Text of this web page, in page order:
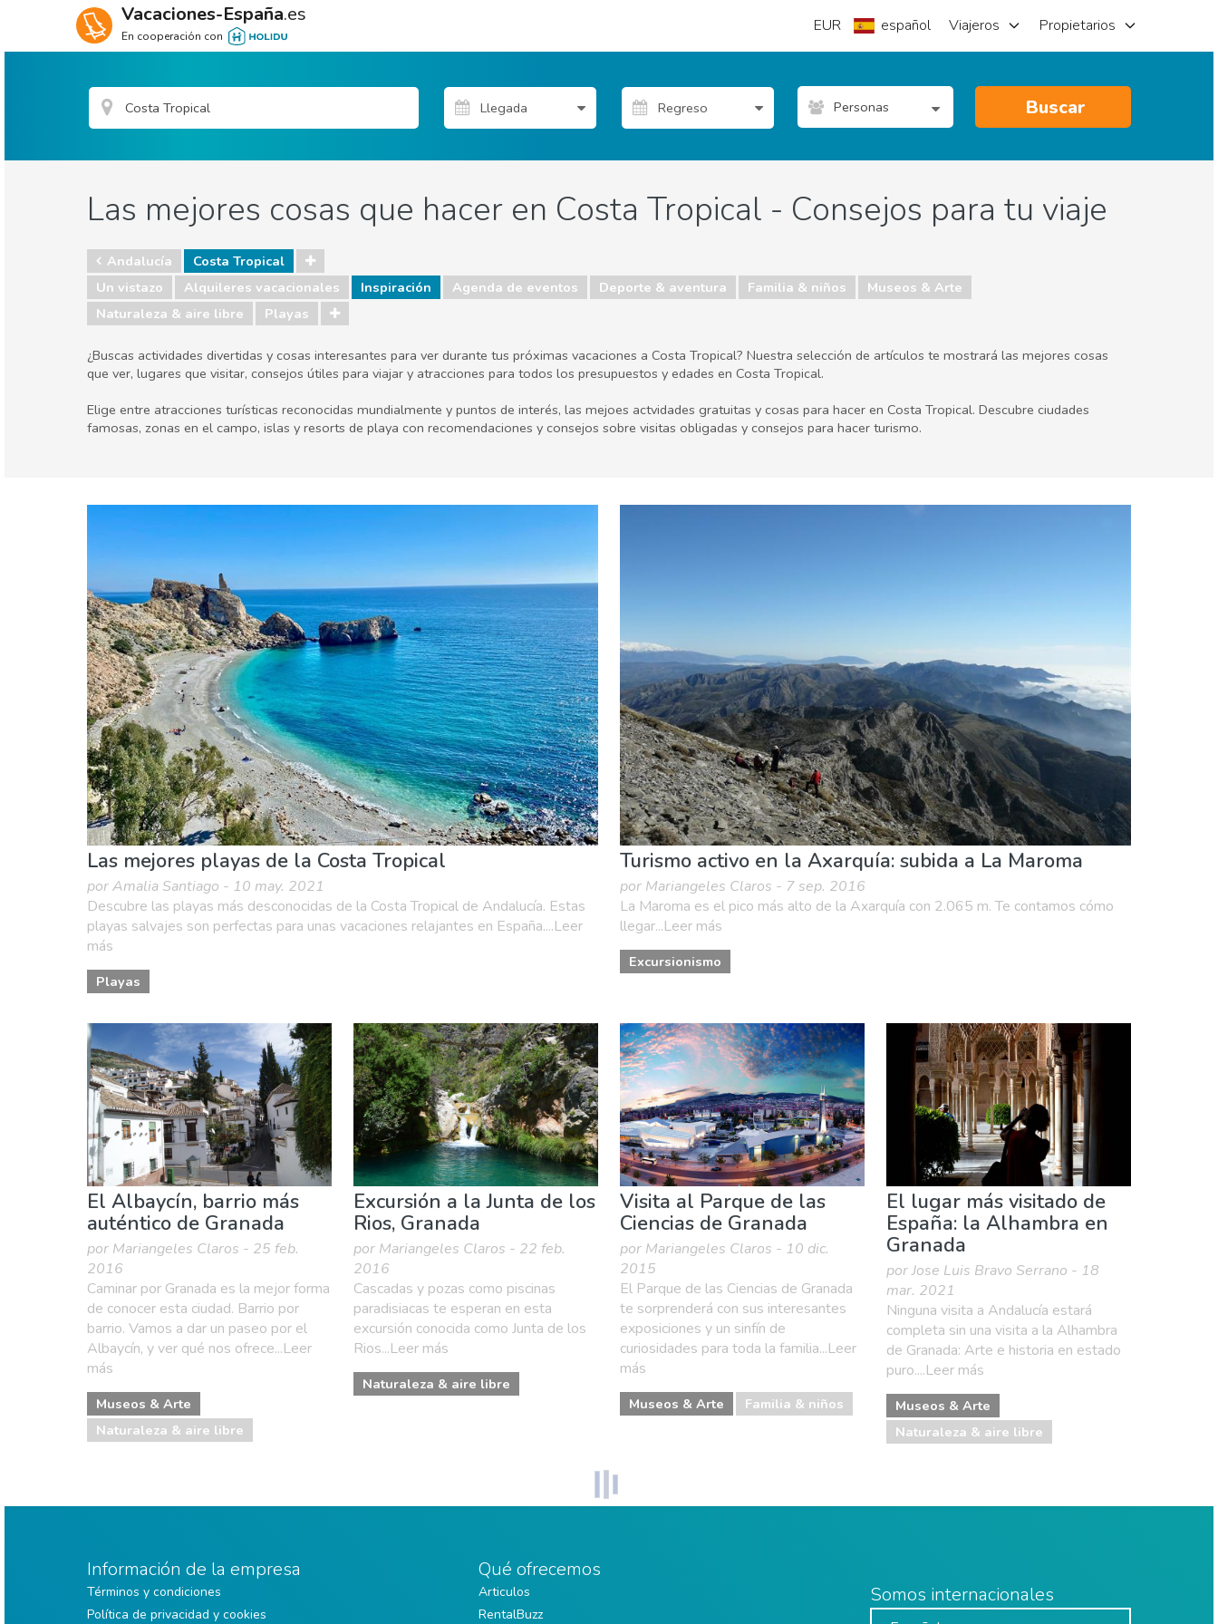
Vacaciones-España.es
En cooperación con
EUR español Viajeros Propietarios
Personas Buscar
Las mejores cosas que hacer en Costa Tropical - Consejos para tu viaje
Andalucía
Costa Tropical
Un vistazo
Alquileres vacacionales Inspiración Agenda de eventos Deporte & aventura Familia & niños
Museos & Arte
Naturaleza & aire libre
Playas
¿Buscas actividades divertidas y cosas interesantes para ver durante tus próximas vacaciones a Costa Tropical? Nuestra selección de artículos te mostrará las mejores cosas
que ver, lugares que visitar, consejos útiles para viajar y atracciones para todos los presupuestos y edades en Costa Tropical.
Elige entre atracciones turísticas reconocidas mundialmente y puntos de interés, las mejoes actvidades gratuitas y cosas para hacer en Costa Tropical. Descubre ciudades
famosas, zonas en el campo, islas y resorts de playa con recomendaciones y consejos sobre visitas obligadas y consejos para hacer turismo.
Las mejores playas de la Costa Tropical
por Amalia Santiago - 10 may. 2021
Descubre las playas más desconocidas de la Costa Tropical de Andalucía. Estas
playas salvajes son perfectas para unas vacaciones relajantes en España....Leer
más
Playas
Turismo activo en la Axarquía: subida a La Maroma
por Mariangeles Claros - 7 sep. 2016
La Maroma es el pico más alto de la Axarquía con 2.065 m. Te contamos cómo
llegar...Leer más
Excursionismo
El Albaycín, barrio más
auténtico de Granada
por Mariangeles Claros - 25 feb.
2016
Caminar por Granada es la mejor forma
de conocer esta ciudad. Barrio por
barrio. Vamos a dar un paseo por el
Albaycín, y ver qué nos ofrece...Leer
más
Museos & Arte
Naturaleza & aire libre
Excursión a la Junta de los
Rios, Granada
por Mariangeles Claros - 22 feb.
2016
Cascadas y pozas como piscinas
paradisiacas te esperan en esta
excursión conocida como Junta de los
Rios...Leer más
Naturaleza & aire libre
Visita al Parque de las
Ciencias de Granada
por Mariangeles Claros - 10 dic.
2015
El Parque de las Ciencias de Granada
te sorprenderá con sus interesantes
exposiciones y un sinfín de
curiosidades para toda la familia...Leer
más
Museos & Arte Familia & niños
El lugar más visitado de
España: la Alhambra en
Granada
por Jose Luis Bravo Serrano - 18
mar. 2021
Ninguna visita a Andalucía estará
completa sin una visita a la Alhambra
de Granada: Arte e historia en estado
puro....Leer más
Museos & Arte
Naturaleza & aire libre
Información de la empresa
Términos y condiciones
Política de privacidad y cookies
Qué ofrecemos
Articulos
RentalBuzz
Somos internacionales